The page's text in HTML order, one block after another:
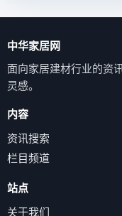
中华家居网
面向家居建材行业的资
灵感。
内容
资讯搜索
栏目频道
站点
关于我们